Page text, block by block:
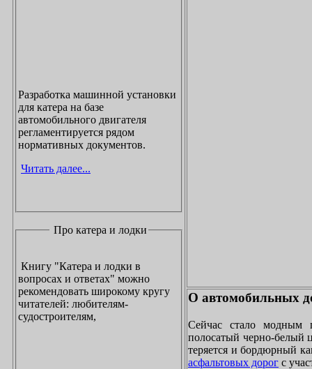
Разработка машинной установки
для катера на базе
автомобильного двигателя
регламентируется рядом
нормативных документов.
Читать далее...
Про катера и лодки
Книгу "Катера и лодки в
вопросах и ответах" можно
рекомендовать широкому кругу
читателей: любителям-
судостроителям,
О автомобильных
Сейчас стало модным
полосатый черно-белый
теряется и бордюрный
асфальтовых дорог с